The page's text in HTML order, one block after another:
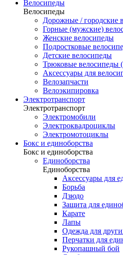
Велосипеды
Велосипеды
Дорожные / городские
Горные (мужские)
Женские велосипеды
Подростковые
Детские велосипеды
Трюковые велосипеды
Аксессуары для
Велозапчасти
Велоэкипировка
Электротранспорт
Электротранспорт
Электромобили
Электроквадроциклы
Электромотоциклы
Бокс и единоборства
Бокс и единоборства
Единоборства
Единоборства
Аксессуары для
Борьба
Дзюдо
Защита для
Карате
Лапы
Одежда для
Перчатки для
Рукопашный бой